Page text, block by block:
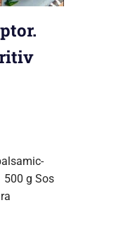
g Sos